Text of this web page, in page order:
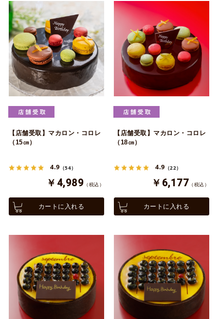
【店舗受取】マカロン・コロレ
（15㎝）
4.9 （54）
￥4,989 （税込）
カートに入れる
【店舗受取】マカロン・コロレ
（18㎝）
4.9 （22）
￥6,177 （税込）
カートに入れる